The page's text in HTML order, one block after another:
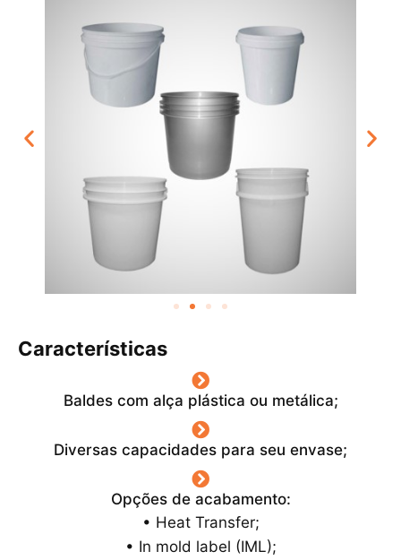
Características
Baldes com alça plástica ou metálica;
Diversas capacidades para seu envase;
Opções de acabamento:
• Heat Transfer;
• In mold label (IML);